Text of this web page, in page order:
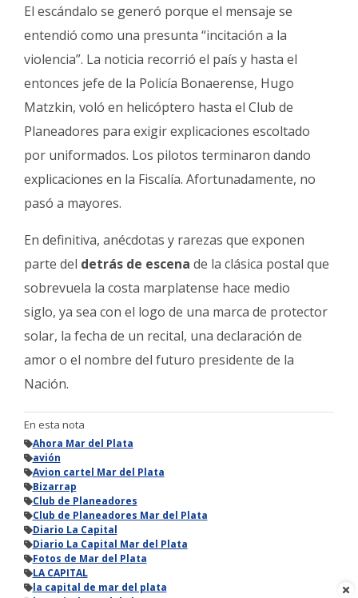
El escándalo se generó porque el mensaje se
entendió como una presunta “incitación a la
violencia”. La noticia recorrió el país y hasta el
entonces jefe de la Policía Bonaerense, Hugo
Matzkin, voló en helicóptero hasta el Club de
Planeadores para exigir explicaciones escoltado
por uniformados. Los pilotos terminaron dando
explicaciones en la Fiscalía. Afortunadamente, no
pasó a mayores.
En definitiva, anécdotas y rarezas que exponen
parte del detrás de escena de la clásica postal que
sobrevuela la costa marplatense hace medio
siglo, ya sea con el logo de una marca de protector
solar, la fecha de un recital, una declaración de
amor o el nombre del futuro presidente de la
Nación.
En esta nota
Ahora Mar del Plata
avión
Avion cartel Mar del Plata
Bizarrap
Club de Planeadores
Club de Planeadores Mar del Plata
Diario La Capital
Diario La Capital Mar del Plata
Fotos de Mar del Plata
LA CAPITAL
la capital de mar del plata